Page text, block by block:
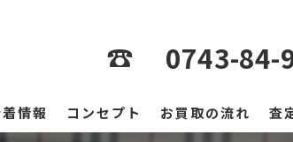
0743-84-
情報 コンセプト お買取の流れ 査